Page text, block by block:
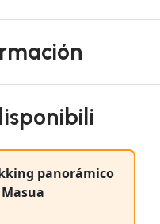
panorámico